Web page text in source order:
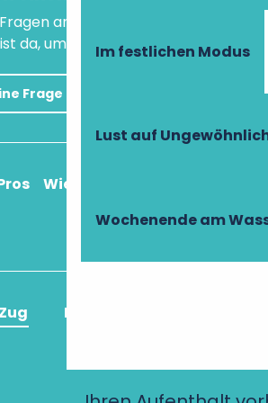
Im festlichen Modus
Lust auf
Wochenende am
an unseren virtuellen
da, um Ihnen zu helfen.
Frage
Wie komme ich an?
Im Flugzeug